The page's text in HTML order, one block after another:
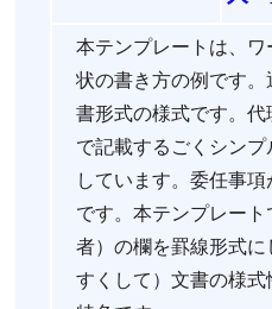
本テンプレートは、
状の書き方の例です
書形式の様式です。
で記載するごくシン
しています。委任事
です。本テンプレー
者）の欄を罫線形式
すくして）文書の様